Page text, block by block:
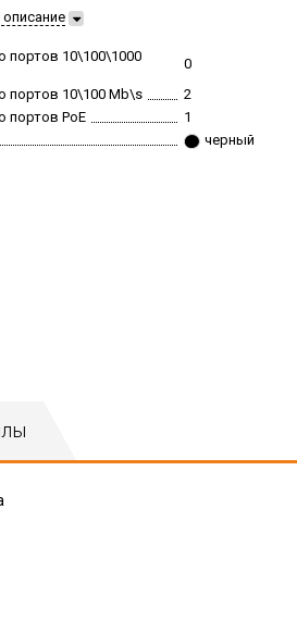
портов 10\100\1000
0
портов 10\100 Mb\s
2
портов PoE
1
черный